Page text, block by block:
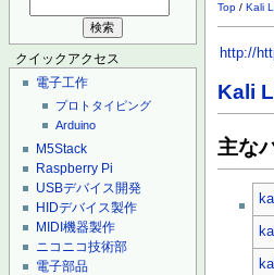
クイックアクセス
電子工作
プロトタイピング
Arduino
M5Stack
Raspberry Pi
USBデバイス開発
HIDデバイス製作
MIDI機器製作
ニコニコ技術部
電子部品
Top /Kali
http://
Kali
主な